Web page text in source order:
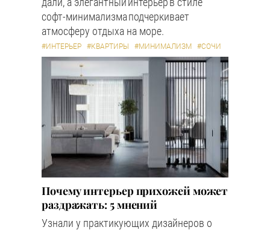
софт-минимализма подчеркивает
атмосферу отдыха на море.
#ИНТЕРЬЕР #КВАРТИРЫ #МИНИМАЛИЗМ #СОЧИ
Почему интерьер прихожей может
раздражать: 5 мнений
Узнали у практикующих дизайнеров о